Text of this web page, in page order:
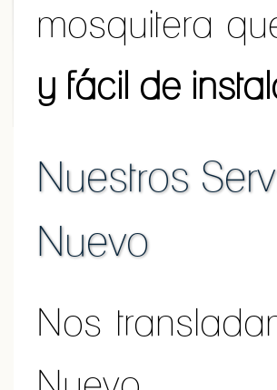
mosquitera
y fácil de
Nuestros
Nuevo
Nos